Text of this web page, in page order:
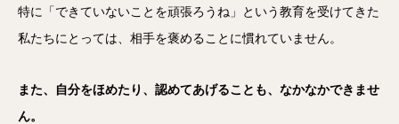
特に「できていないことを頑張ろうね」という教育を受けてきた
私たちにとっては、相手を褒めることに慣れていません。
また、自分をほめたり、認めてあげることも、なかなかできませ
ん。